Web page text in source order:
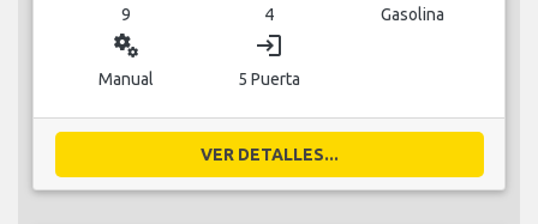
9 4 Gasolina
miscellaneous_services
Manual
login
5 Puerta
VER DETALLES...